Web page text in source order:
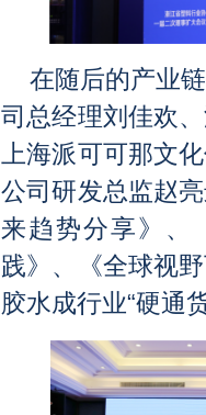
在随后的产业
司总经理刘佳欢
上海派可可那文
公司研发总监赵
来趋势分享》、
践》、《全球视
胶水成行业“硬通